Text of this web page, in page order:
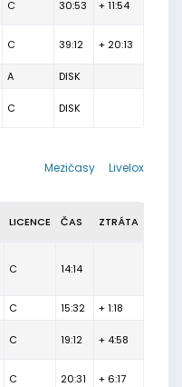
C 30:53 + 11:54
C 39:12 + 20:13
A
DISK
C DISK
Livelox
Mezičasy
LICENCE ČAS ZTRÁTA
C 14:14
C 15:32 + 1:18
C 19:12 + 4:58
C 20:31 + 6:17